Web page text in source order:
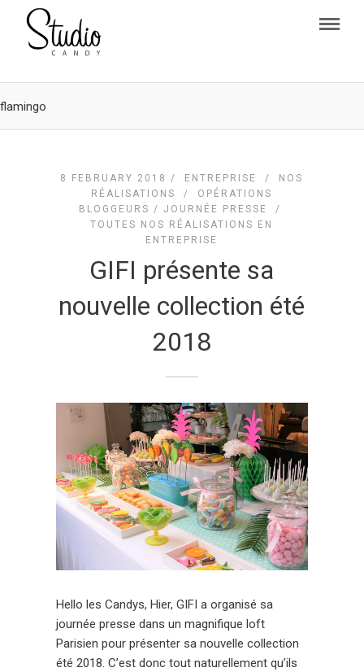
flamingo
8 FEBRUARY 2018 / ENTREPRISE /
NOS
RÉALISATIONS
/ OPÉRATIONS
BLOGGEURS / JOURNÉE PRESSE
/
TOUTES NOS RÉALISATIONS EN
ENTREPRISE
GIFI présente sa
nouvelle collection été
2018
Hello les Candys, Hier, GIFI a organisé sa
journée presse dans un magnifique loft
Parisien pour présenter sa nouvelle collection
été 2018. C’est donc tout naturellement qu’ils